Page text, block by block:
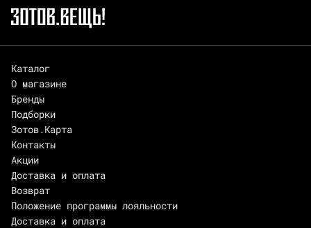
Каталог
О магазине
Бренды
Подборки
Зотов.Карта
Контакты
Акции
Доставка и оплата
Возврат
Положение программы лояльности
Доставка и оплата